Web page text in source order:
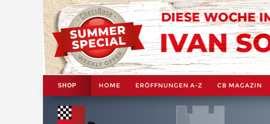
SHOP HOME ERÖFFNUNGEN A-Z CB MAGAZIN